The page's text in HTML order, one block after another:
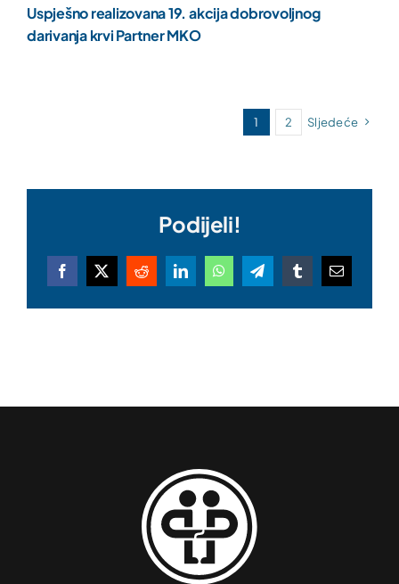
Uspješno realizovana 19. akcija dobrovoljnog
darivanja krvi Partner MKO
1 2 Sljedeće
Podijeli!
Facebook
X RedditLinkedInWhatsAppTelegramTumblrEmail